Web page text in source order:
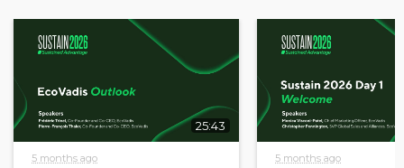
25:43
5 months ago 5 months ago